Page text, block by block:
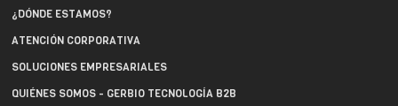
¿DÓNDE ESTAMOS?
ATENCIÓN CORPORATIVA
SOLUCIONES EMPRESARIALES
QUIÉNES SOMOS - GERBIO TECNOLOGÍA B2B